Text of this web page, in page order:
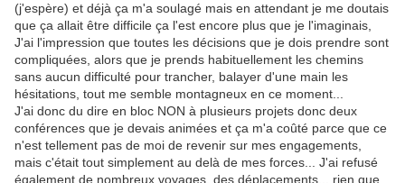
(j'espère) et déjà ça m'a soulagé mais en attendant je me doutais
que ça allait être difficile ça l'est encore plus que je l'imaginais,
J'ai l'impression que toutes les décisions que je dois prendre sont
compliquées, alors que je prends habituellement les chemins
sans aucun difficulté pour trancher, balayer d'une main les
hésitations, tout me semble montagneux en ce moment...
J'ai donc du dire en bloc NON à plusieurs projets donc deux
conférences que je devais animées et ça m'a coûté parce que ce
n'est tellement pas de moi de revenir sur mes engagements,
mais c'était tout simplement au delà de mes forces... J'ai refusé
également de nombreux voyages, des déplacements... rien que